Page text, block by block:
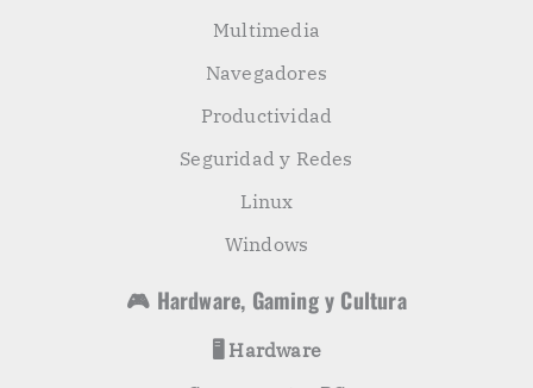
Multimedia
Navegadores
Productividad
Seguridad y Redes
Linux
Windows
🎮 Hardware, Gaming y Cultura
🖥️ Hardware